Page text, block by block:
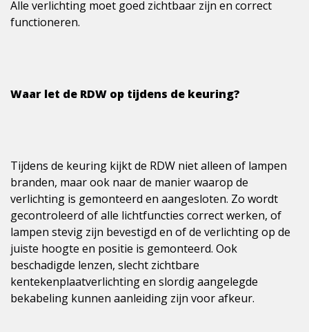
Alle verlichting moet goed zichtbaar zijn en correct
functioneren.
Waar let de RDW op tijdens de keuring?
Tijdens de keuring kijkt de RDW niet alleen of lampen
branden, maar ook naar de manier waarop de
verlichting is gemonteerd en aangesloten. Zo wordt
gecontroleerd of alle lichtfuncties correct werken, of
lampen stevig zijn bevestigd en of de verlichting op de
juiste hoogte en positie is gemonteerd. Ook
beschadigde lenzen, slecht zichtbare
kentekenplaatverlichting en slordig aangelegde
bekabeling kunnen aanleiding zijn voor afkeur.